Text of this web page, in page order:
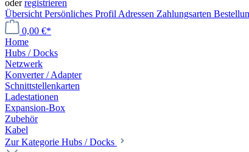
oderregistrieren
Übersicht Persönliches Profil Adressen Zahlungsarten
0,00 €*
Home
Hubs / Docks
Netzwerk
Konverter / Adapter
Schnittstellenkarten
Ladestationen
Expansion-Box
Zubehör
Kabel
Zur Kategorie Hubs / Docks